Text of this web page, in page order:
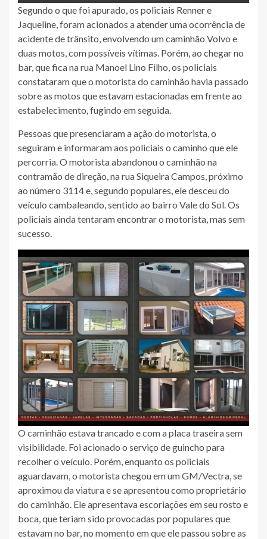
Segundo o que foi apurado, os policiais Renner e
Jaqueline, foram acionados a atender uma ocorrência de
acidente de trânsito, envolvendo um caminhão Volvo e
duas motos, com possíveis vítimas. Porém, ao chegar no
bar, que fica na rua Manoel Lino Filho, os policiais
constataram que o motorista do caminhão havia passado
sobre as motos que estavam estacionadas em frente ao
estabelecimento, fugindo em seguida.
Pessoas que presenciaram a ação do motorista, o
seguiram e informaram aos policiais o caminho que ele
percorria. O motorista abandonou o caminhão na
contramão de direção, na rua Siqueira Campos, próximo
ao número 3114 e, segundo populares, ele desceu do
veículo cambaleando, sentido ao bairro Vale do Sol. Os
policiais ainda tentaram encontrar o motorista, mas sem
sucesso.
O caminhão estava trancado e com a placa traseira sem
visibilidade. Foi acionado o serviço de guincho para
recolher o veículo. Porém, enquanto os policiais
aguardavam, o motorista chegou em um GM/Vectra, se
aproximou da viatura e se apresentou como proprietário
do caminhão. Ele apresentava escoriações em seu rosto e
boca, que teriam sido provocadas por populares que
estavam no bar, no momento em que ele passou sobre as